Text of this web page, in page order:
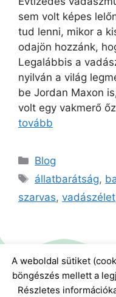
A weboldal sütiket
böngészés mellett a
Részletes
sem volt képes
tud lenni, mikor a
odajön hozzánk,
Legalábbis a
nyilván a világ
be Jordan Maxon
volt egy vakmerő
tovább
Blog
állatbarátság,
szarvas, vadászélet